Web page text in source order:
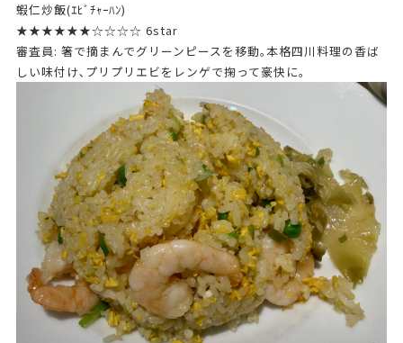
蝦仁炒飯(ｴﾋﾞﾁｬｰﾊﾝ)
★★★★★★☆☆☆☆ 6star
審査員: 箸で摘まんでグリーンピースを移動｡本格四川料理の香ば
しい味付け､プリプリエビをレンゲで掬って豪快に｡